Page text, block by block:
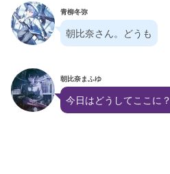
青柳冬弥
朝比奈さん。どうも
朝比奈まふゆ
今日はどうしてここに？